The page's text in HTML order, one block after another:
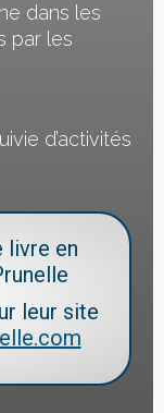
dans les
par les
d’activités
livre en
leur site